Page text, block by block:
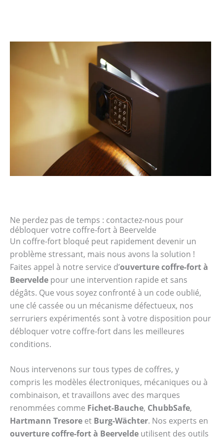
Ne perdez pas de temps : contactez-nous pour
débloquer votre coffre-fort à Beervelde
Un coffre-fort bloqué peut rapidement devenir un
problème stressant, mais nous avons la solution !
Faites appel à notre service d’ouverture coffre-fort à
Beervelde pour une intervention rapide et sans
dégâts. Que vous soyez confronté à un code oublié,
une clé cassée ou un mécanisme défectueux, nos
serruriers expérimentés sont à votre disposition pour
débloquer votre coffre-fort dans les meilleures
conditions.
Nous intervenons sur tous types de coffres, y
compris les modèles électroniques, mécaniques ou à
combinaison, et travaillons avec des marques
renommées comme Fichet-Bauche, ChubbSafe,
Hartmann Tresore et Burg-Wächter. Nos experts en
ouverture coffre-fort à Beervelde utilisent des outils